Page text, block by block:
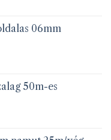
06mm
50m-es